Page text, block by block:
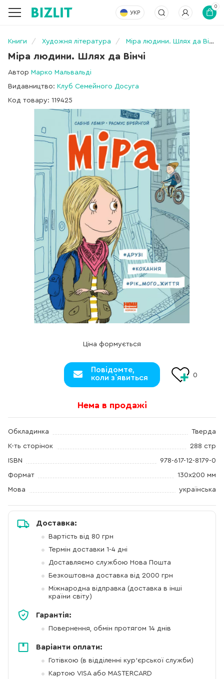
УКР
0
Книги Художня література Міра людини. Шлях да Вінчі
Міра людини. Шлях да Вінчі
Автор Марко Мальвальді
Видавництво: Клуб Семейного Досуга
Код товару: 119425
Ціна формується
Повідомте,
коли з`явиться
0
Нема в продажі
Обкладинка Тверда
К-ть сторінок 288 стр
ISBN 978-617-12-8179-0
Формат 130х200 мм
Мова українська
Доставка:
Вартість від 80 грн
Термін доставки 1-4 дні
Доставляємо службою Нова Пошта
Безкоштовна доставка від 2000 грн
Міжнародна відправка (доставка в інші
країни світу)
Гарантія:
Повернення, обмін протягом 14 днів
Варіанти оплати:
Готівкою (в відділенні кур'єрської служби)
Картою VISA або MASTERCARD